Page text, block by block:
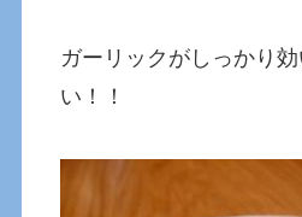
ガーリックがしっかり
い！！